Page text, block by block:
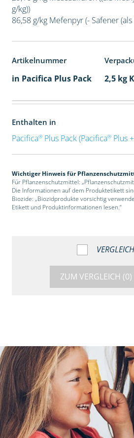
g/kg))
86,58 g/kg Mefenpyr (- Safener
Artikelnummer
in Pacifica Plus Pack 2,5 kg
Enthalten in
Pacifica®Plus Pack (Pacifica®Plus
Wichtiger Hinweis für
Für Pflanzenschutzmittel:
Die Informationen auf dem Produktetikett
Biozide: „Biozidprodukte vorsichtig
Etikett und Produktinformationen lesen.“
ZUM VERGLEICH (0)